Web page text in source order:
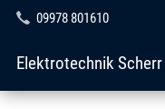
09978 801610
Elektrotechnik Scherr